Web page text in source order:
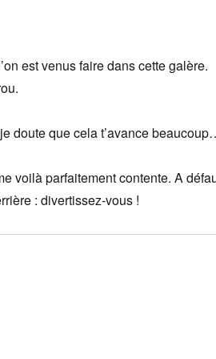
est venus faire dans cette galère.
doute que cela t’avance
voilà parfaitement contente. A
: divertissez-vous !